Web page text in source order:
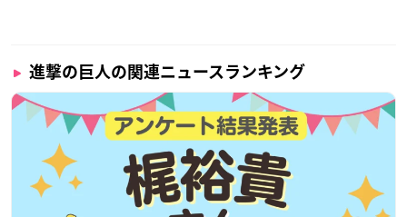
進撃の巨人の関連ニュースランキング